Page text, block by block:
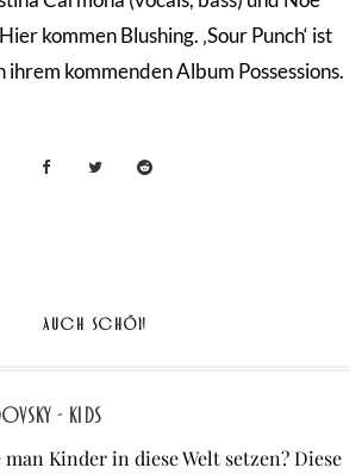
kommen Blushing. ‚Sour Punch‘ ist
ihrem kommenden Album Possessions.
AUCH SCHÖN
- Kids
Kinder in diese Welt setzen? Diese